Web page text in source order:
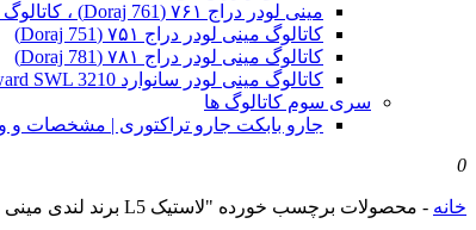
مینی لودر دراج ۷۶۱ (Doraj 761) ، کاتالوگ و مشخصات فنی بابکت دوراج
کاتالوگ مینی لودر دراج ۷۵۱ (Doraj 751)
کاتالوگ مینی لودر دراج ۷۸۱ (Doraj 781)
کاتالوگ مینی لودر سانوارد Sunward SWL 3210
سری سوم کاتالوگ ها
جارو بابکت جارو تراکتوری | مشخصات و
0
خانه - محصولات برچسب خورده "لاستیک L5 برند لندی مینی لودر"